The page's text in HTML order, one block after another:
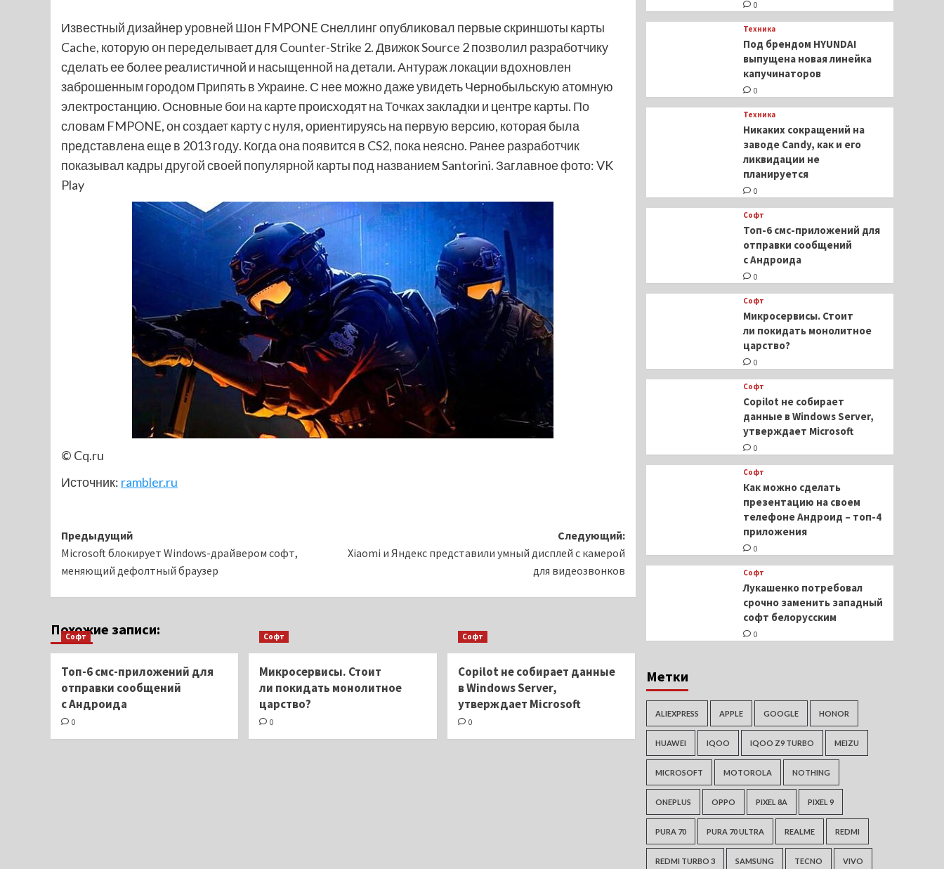
Известный дизайнер уровней Шон FMPONE Снеллинг опубликовал первые скриншоты карты
Cache, которую он переделывает для Counter-Strike 2. Движок Source 2 позволил разработчику
сделать ее более реалистичной и насыщенной на детали. Антураж локации вдохновлен
заброшенным городом Припять в Украине. С нее можно даже увидеть Чернобыльскую атомную
электростанцию. Основные бои на карте происходят на Точках закладки и центре карты. По
словам FMPONE, он создает карту с нуля, ориентируясь на первую версию, которая была
представлена еще в 2013 году. Когда она появится в CS2, пока неясно. Ранее разработчик
показывал кадры другой своей популярной карты под названием Santorini. Заглавное фото: VK
Play
© Cq.ru
Источник: rambler.ru
Навигация
записи
Предыдущий
Microsoft блокирует Windows-драйвером софт,
меняющий дефолтный браузер
Следующий:
Xiaomi и Яндекс представили умный дисплей с камерой
для видеозвонков
Похожие записи:
Софт
Топ-6 смс-приложений для
отправки сообщений
с Андроида
0
Софт
Микросервисы. Стоит
ли покидать монолитное
царство?
0
Софт
Copilot не собирает данные
в Windows Server,
утверждает Microsoft
0
0
Техника
Под брендом HYUNDAI
выпущена новая линейка
капучинаторов
0
Техника
Никаких сокращений на
заводе Candy, как и его
ликвидации не
планируется
0
Софт
Топ-6 смс-приложений для
отправки сообщений
с Андроида
0
Софт
Микросервисы. Стоит
ли покидать монолитное
царство?
0
Софт
Copilot не собирает
данные в Windows Server,
утверждает Microsoft
0
Софт
Как можно сделать
презентацию на своем
телефоне Андроид – топ-4
приложения
0
Софт
Лукашенко потребовал
срочно заменить западный
софт белорусским
0
Метки
ALIEXPRESS APPLE GOOGLE HONOR
HUAWEI IQOO IQOO Z9 TURBO MEIZU
MICROSOFT MOTOROLA NOTHING
ONEPLUS OPPO PIXEL 8A PIXEL 9
PURA 70 PURA 70 ULTRA REALME REDMI
REDMI TURBO 3 SAMSUNG TECNO VIVO